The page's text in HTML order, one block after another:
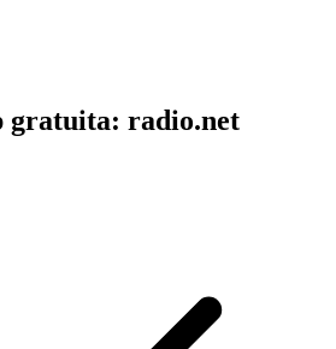
gratuita: radio.net